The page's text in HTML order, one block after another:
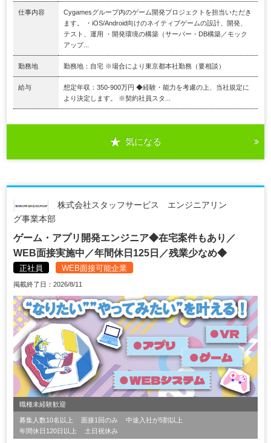
仕事内容
Cygamesグループ内のゲーム開発プロジェクトを担当いただき
ます。 ・iOS/Android向けのネイティブゲームの設計、開発、
テスト、運用 ・開発環境の構築（サーバー・DB構築／モック
アップ...
勤務地 勤務地：自宅 ※場合により東京都本社勤務（要相談）
給与
想定年収：350-900万円 ◆経験・能力を考慮の上、当社規定に
より決定します。 ※契約社員スタ...
気になる
株式会社スタッフサービス エンジニアリン
グ事業本部
ゲーム・アプリ開発エンジニア◆在宅案件もあり／
WEB面接実施中／年間休日125日／残業少なめ◆
正社員 WEB面接可能企業
掲載終了日：2026/8/11
職種未経験歓迎
募集人数10名以上 面接1回のみ
中途入社が5割以上
年間休日120日以上
土日祝休み